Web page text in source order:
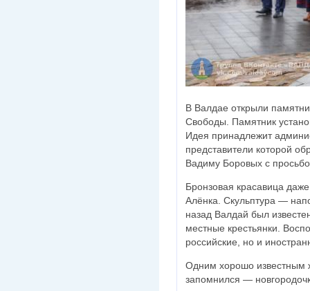
В Валдае открыли
Свободы. Памятник
Идея принадлежит
представители которой
Вадиму Боровых с
Бронзовая красавица
Алёнка. Скульптура —
назад Валдай был
местные крестьянки.
российские, но и
Одним хорошо известным
запомнился —